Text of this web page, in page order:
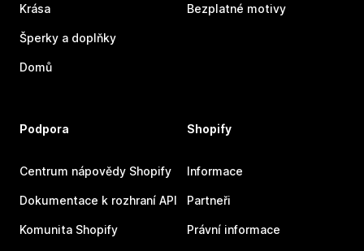
Krása
Šperky a doplňky
Domů
Bezplatné motivy
Podpora
Centrum nápovědy Shopify
Dokumentace k rozhraní API
Komunita Shopify
Shopify
Informace
Partneři
Právní informace